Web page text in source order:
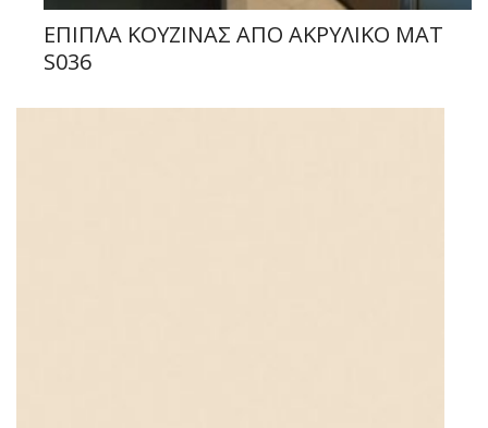
ΕΠΙΠΛΑ ΚΟΥΖΙΝΑΣ ΑΠΟ ΑΚΡΥΛΙΚΟ MAT
S036